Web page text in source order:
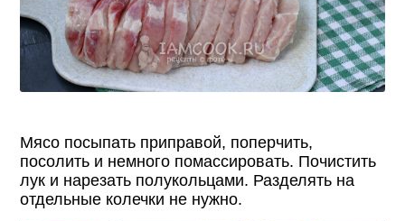
Мясо посыпать приправой, поперчить,
посолить и немного помассировать. Почистить
лук и нарезать полукольцами. Разделять на
отдельные колечки не нужно.